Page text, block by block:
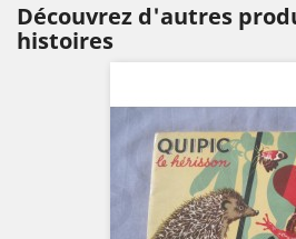
Découvrez d'autres
histoires